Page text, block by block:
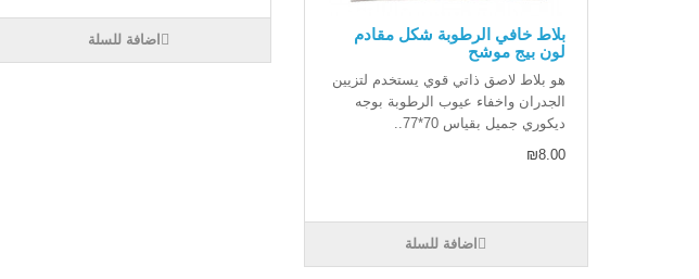
بلاط خافي الرطوبة شكل مقادم
لون بيج موشح
هو بلاط لاصق ذاتي قوي يستخدم لتزيين
الجدران واخفاء عيوب الرطوبة بوجه
ديكوري جميل بقياس 70*77..
₪8.00
اضافة للسلة
اضافة للسلة